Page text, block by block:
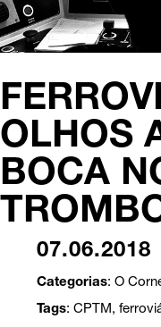
OLHOS
BOCA
07.06.2018
Categorias: O
Tags: CPTM,